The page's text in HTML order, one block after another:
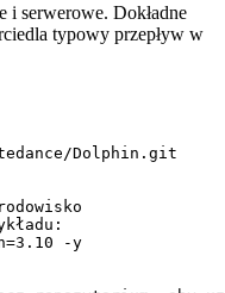
i serwerowe. Dokładne
typowy przepływ w
Dolphin.git
-y